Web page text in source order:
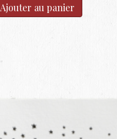
Ajouter au panier